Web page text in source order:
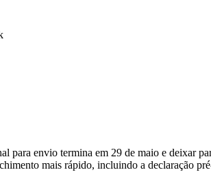
envio termina em 29 de maio e deixar
mais rápido, incluindo a declaração